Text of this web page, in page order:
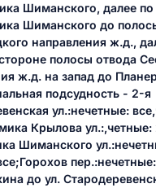
Шиманского, далее по
Шиманского до
направления ж.д.,
полосы отвода
ж.д. на запад до
подсудность - 2-я
ул.:нечетные:
Крылова ул.:,четные:
Шиманского
до ул.